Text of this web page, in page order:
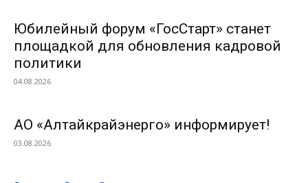
Юбилейный форум «ГосСтарт» станет
площадкой для обновления кадровой
политики
04.08.2026
АО «Алтайкрайэнерго» информирует!
03.08.2026